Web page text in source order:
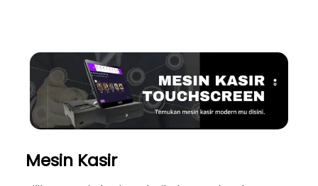
Mesin Kasir